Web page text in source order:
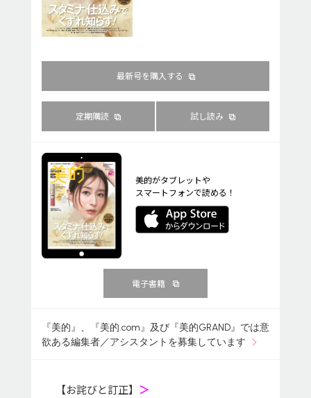
最新号を購入する
定期購読 試し読み
美的がタブレットや
スマートフォンで読める！
電子書籍
『美的』、『美的.com』及び『美的GRAND』では意
欲ある編集者／アシスタントを募集しています
【お詫びと訂正】 ＞